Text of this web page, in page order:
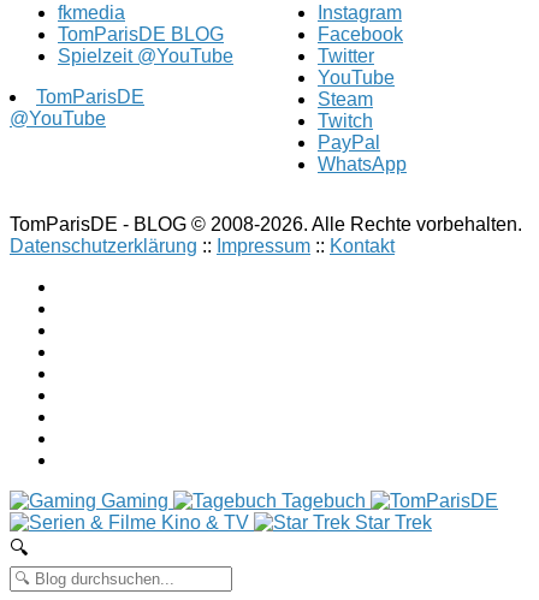
fkmedia
TomParisDE BLOG
Spielzeit @YouTube
TomParisDE
@YouTube
Instagram
Facebook
Twitter
YouTube
Steam
Twitch
PayPal
WhatsApp
TomParisDE - BLOG © 2008-2026. Alle Rechte vorbehalten.
Datenschutzerklärung :: Impressum :: Kontakt
Gaming
Tagebuch
Kino & TV
Star Trek
🔍